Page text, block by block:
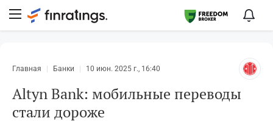
Главная Банки 10 июн. 2025 г., 16:40
Altyn Bank: мобильные переводы
стали дороже